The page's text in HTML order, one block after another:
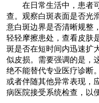
在日常生活中，患者
查。观察白斑表面是否光
意白斑边界是否清晰规整
轻轻摩擦患处，查看皮肤
斑是否在短时间内迅速扩
似皮损。需要强调的是，
绝不能替代专业医疗诊断
或者伴随其他异常表现，
病医院接受系统检查，以